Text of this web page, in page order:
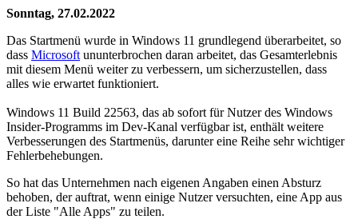
Sonntag, 27.02.2022
Das Startmenü wurde in Windows 11 grundlegend überarbeitet, so
dass Microsoft ununterbrochen daran arbeitet, das Gesamterlebnis
mit diesem Menü weiter zu verbessern, um sicherzustellen, dass
alles wie erwartet funktioniert.
Windows 11 Build 22563, das ab sofort für Nutzer des Windows
Insider-Programms im Dev-Kanal verfügbar ist, enthält weitere
Verbesserungen des Startmenüs, darunter eine Reihe sehr wichtiger
Fehlerbehebungen.
So hat das Unternehmen nach eigenen Angaben einen Absturz
behoben, der auftrat, wenn einige Nutzer versuchten, eine App aus
der Liste "Alle Apps" zu teilen.